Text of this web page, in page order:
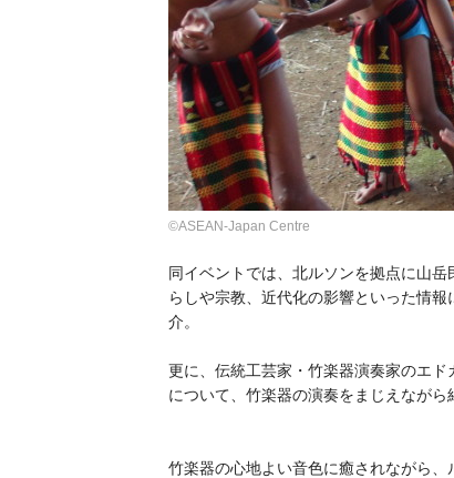
©ASEAN-Japan Centre
同イベントでは、北ルソンを拠点に山
らしや宗教、近代化の影響といった情
介。
更に、伝統工芸家・竹楽器演奏家のエ
について、竹楽器の演奏をまじえながら
竹楽器の心地よい音色に癒されながら